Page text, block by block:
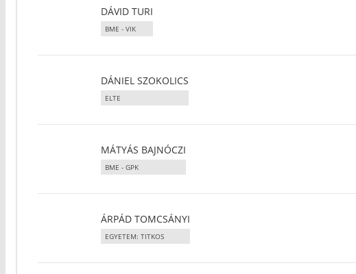
DÁVID TURI
BME - VIK
DÁNIEL SZOKOLICS
ELTE
MÁTYÁS BAJNÓCZI
BME - GPK
ÁRPÁD TOMCSÁNYI
EGYETEM: TITKOS